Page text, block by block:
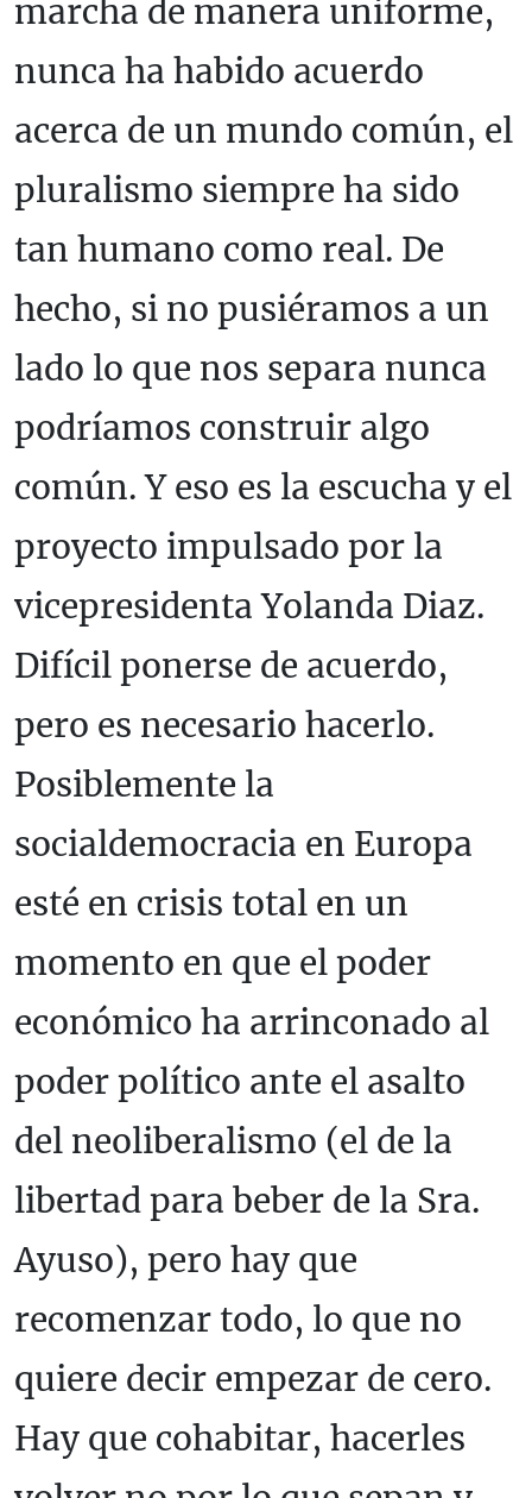
marcha de manera uniforme,
nunca ha habido acuerdo
acerca de un mundo común, el
pluralismo siempre ha sido
tan humano como real. De
hecho, si no pusiéramos a un
lado lo que nos separa nunca
podríamos construir algo
común. Y eso es la escucha y el
proyecto impulsado por la
vicepresidenta Yolanda Diaz.
Difícil ponerse de acuerdo,
pero es necesario hacerlo.
Posiblemente la
socialdemocracia en Europa
esté en crisis total en un
momento en que el poder
económico ha arrinconado al
poder político ante el asalto
del neoliberalismo (el de la
libertad para beber de la Sra.
Ayuso), pero hay que
recomenzar todo, lo que no
quiere decir empezar de cero.
Hay que cohabitar, hacerles